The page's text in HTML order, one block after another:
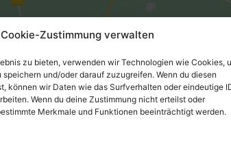
Cookie-Zustimmung verwalten
zu bieten, verwenden wir Technologien wie Cookies,
und/oder darauf zuzugreifen. Wenn du diesen
können wir Daten wie das Surfverhalten oder eindeutige
Wenn du deine Zustimmung nicht erteilst oder
Merkmale und Funktionen beeinträchtigt werden.